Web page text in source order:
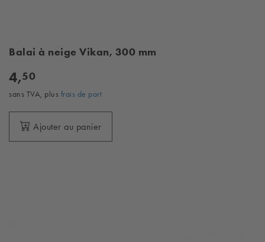
Balai à neige Vikan, 300 mm
4,50
sans TVA, plus frais de port
Ajouter au panier